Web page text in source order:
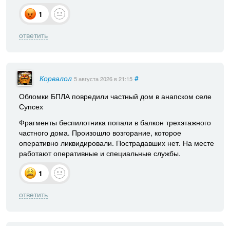
1
ответить
Корвалол 5 августа 2026 в 21:15 #
Обломки БПЛА повредили частный дом в анапском селе
Супсех
Фрагменты беспилотника попали в балкон трехэтажного
частного дома. Произошло возгорание, которое
оперативно ликвидировали. Пострадавших нет. На месте
работают оперативные и специальные службы.
1
ответить